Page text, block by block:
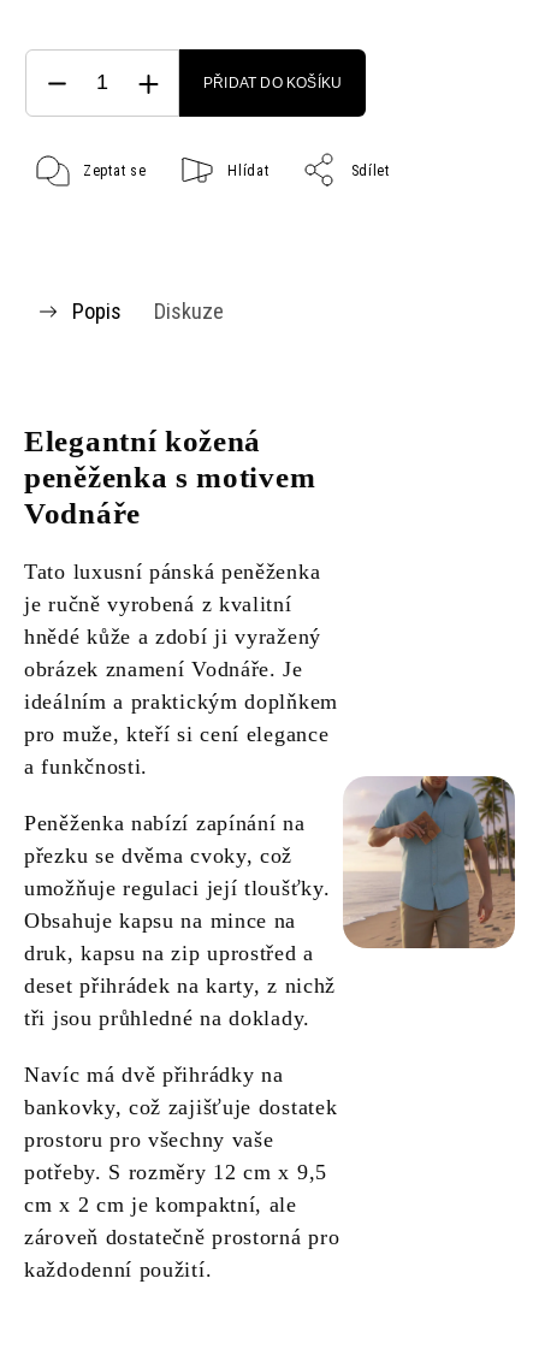
PŘIDAT DO KOŠÍKU
Zeptat se Hlídat Sdílet
Popis Diskuze
Elegantní kožená
peněženka s motivem
Vodnáře
Tato luxusní pánská peněženka
je ručně vyrobená z kvalitní
hnědé kůže a zdobí ji vyražený
obrázek znamení Vodnáře. Je
ideálním a praktickým doplňkem
pro muže, kteří si cení elegance
a funkčnosti.
Peněženka nabízí zapínání na
přezku se dvěma cvoky, což
umožňuje regulaci její tloušťky.
Obsahuje kapsu na mince na
druk, kapsu na zip uprostřed a
deset přihrádek na karty, z nichž
tři jsou průhledné na doklady.
Navíc má dvě přihrádky na
bankovky, což zajišťuje dostatek
prostoru pro všechny vaše
potřeby. S rozměry 12 cm x 9,5
cm x 2 cm je kompaktní, ale
zároveň dostatečně prostorná pro
každodenní použití.